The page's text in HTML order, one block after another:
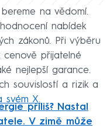
na vědomí.
nabídek
zákonů. Při výběru
přijatelné
nejlepší garance.
souvislostí a rizik a
svém X.
příliš? Nastal
V zimě může